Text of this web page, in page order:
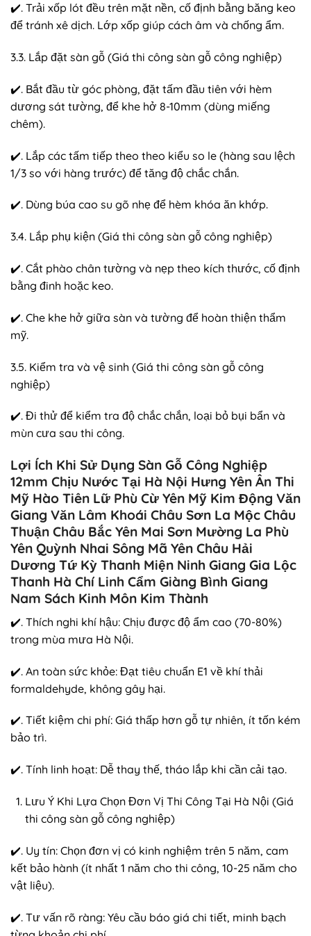
✔️. Trải xốp lót đều trên mặt nền, cố định bằng băng keo
để tránh xê dịch. Lớp xốp giúp cách âm và chống ẩm.
3.3. Lắp đặt sàn gỗ (Giá thi công sàn gỗ công nghiệp)
✔️. Bắt đầu từ góc phòng, đặt tấm đầu tiên với hèm
dương sát tường, để khe hở 8-10mm (dùng miếng
chêm).
✔️. Lắp các tấm tiếp theo theo kiểu so le (hàng sau lệch
1/3 so với hàng trước) để tăng độ chắc chắn.
✔️. Dùng búa cao su gõ nhẹ để hèm khóa ăn khớp.
3.4. Lắp phụ kiện (Giá thi công sàn gỗ công nghiệp)
✔️. Cắt phào chân tường và nẹp theo kích thước, cố định
bằng đinh hoặc keo.
✔️. Che khe hở giữa sàn và tường để hoàn thiện thẩm
mỹ.
3.5. Kiểm tra và vệ sinh (Giá thi công sàn gỗ công
nghiệp)
✔️. Đi thử để kiểm tra độ chắc chắn, loại bỏ bụi bẩn và
mùn cưa sau thi công.
Lợi Ích Khi Sử Dụng Sàn Gỗ Công Nghiệp
12mm Chịu Nước Tại Hà Nội Hưng Yên Ân Thi
Mỹ Hào Tiên Lữ Phù Cừ Yên Mỹ Kim Động Văn
Giang Văn Lâm Khoái Châu Sơn La Mộc Châu
Thuận Châu Bắc Yên Mai Sơn Mường La Phù
Yên Quỳnh Nhai Sông Mã Yên Châu Hải
Dương Tứ Kỳ Thanh Miện Ninh Giang Gia Lộc
Thanh Hà Chí Linh Cẩm Giàng Bình Giang
Nam Sách Kinh Môn Kim Thành
✔️. Thích nghi khí hậu: Chịu được độ ẩm cao (70-80%)
trong mùa mưa Hà Nội.
✔️. An toàn sức khỏe: Đạt tiêu chuẩn E1 về khí thải
formaldehyde, không gây hại.
✔️. Tiết kiệm chi phí: Giá thấp hơn gỗ tự nhiên, ít tốn kém
bảo trì.
✔️. Tính linh hoạt: Dễ thay thế, tháo lắp khi cần cải tạo.
Lưu Ý Khi Lựa Chọn Đơn Vị Thi Công Tại Hà Nội (Giá
thi công sàn gỗ công nghiệp)
✔️. Uy tín: Chọn đơn vị có kinh nghiệm trên 5 năm, cam
kết bảo hành (ít nhất 1 năm cho thi công, 10-25 năm cho
vật liệu).
✔️. Tư vấn rõ ràng: Yêu cầu báo giá chi tiết, minh bạch